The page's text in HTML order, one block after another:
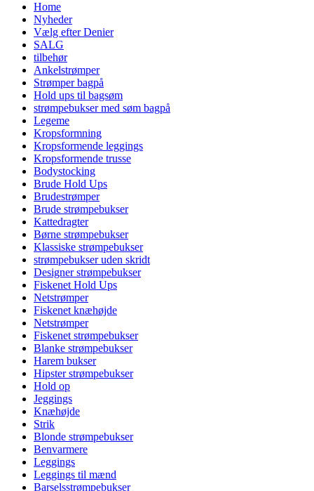
Home
Nyheder
Vælg efter Denier
SALG
tilbehør
Ankelstrømper
Strømper bagpå
Hold ups til bagsøm
strømpebukser med søm bagpå
Legeme
Kropsformning
Kropsformende leggings
Kropsformende trusse
Bodystocking
Brude Hold Ups
Brudestrømper
Brude strømpebukser
Kattedragter
Børne strømpebukser
Klassiske strømpebukser
strømpebukser uden skridt
Designer strømpebukser
Fiskenet Hold Ups
Netstrømper
Fiskenet knæhøjde
Netstrømper
Fiskenet strømpebukser
Blanke strømpebukser
Harem bukser
Hipster strømpebukser
Hold op
Jeggings
Knæhøjde
Strik
Blonde strømpebukser
Benvarmere
Leggings
Leggings til mænd
Barselsstrømpebukser